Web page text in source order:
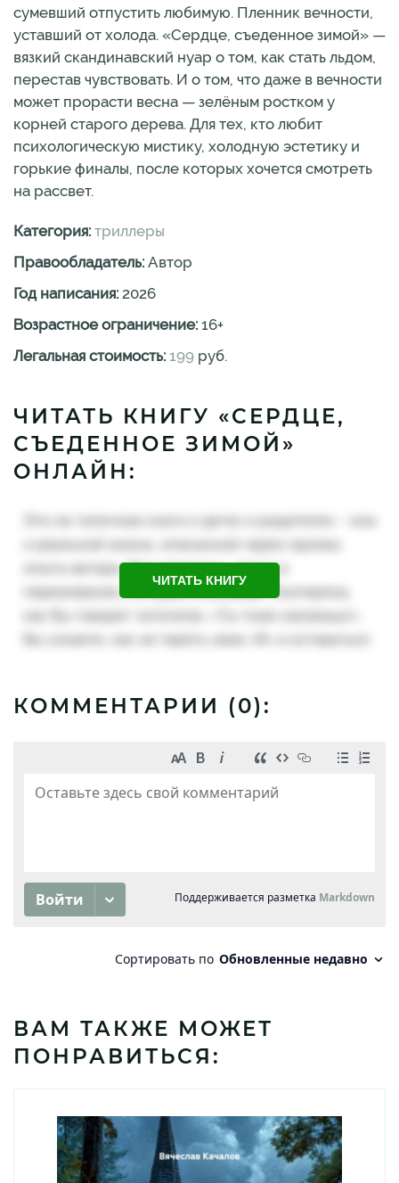
сумевший отпустить любимую. Пленник вечности,
уставший от холода. «Сердце, съеденное зимой» —
вязкий скандинавский нуар о том, как стать льдом,
перестав чувствовать. И о том, что даже в вечности
может прорасти весна — зелёным ростком у
корней старого дерева. Для тех, кто любит
психологическую мистику, холодную эстетику и
горькие финалы, после которых хочется смотреть
на рассвет.
Категория: триллеры
Правообладатель: Автор
Год написания: 2026
Возрастное ограничение: 16+
Легальная стоимость: 199 руб.
ЧИТАТЬ КНИГУ «СЕРДЦЕ,
СЪЕДЕННОЕ ЗИМОЙ»
ОНЛАЙН:
ЧИТАТЬ КНИГУ
КОММЕНТАРИИ (0):
ВАМ ТАКЖЕ МОЖЕТ
ПОНРАВИТЬСЯ: